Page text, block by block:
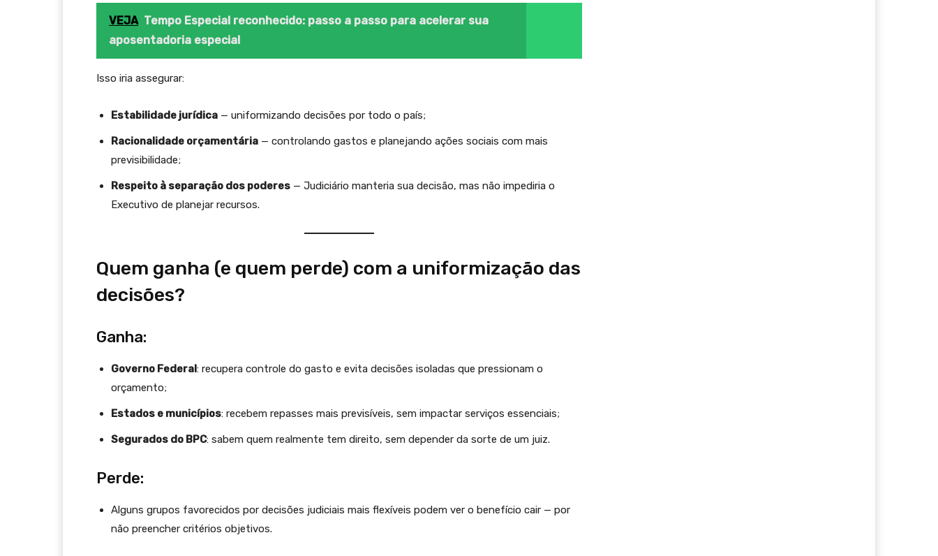
VEJA Tempo Especial reconhecido: passo a passo para acelerar sua
aposentadoria especial
Isso iria assegurar:
Estabilidade jurídica — uniformizando decisões por todo o país;
Racionalidade orçamentária — controlando gastos e planejando ações sociais com mais
previsibilidade;
Respeito à separação dos poderes — Judiciário manteria sua decisão, mas não impediria o
Executivo de planejar recursos.
Quem ganha (e quem perde) com a uniformização das
decisões?
Ganha:
Governo Federal: recupera controle do gasto e evita decisões isoladas que pressionam o
orçamento;
Estados e municípios: recebem repasses mais previsíveis, sem impactar serviços essenciais;
Segurados do BPC: sabem quem realmente tem direito, sem depender da sorte de um juiz.
Perde:
Alguns grupos favorecidos por decisões judiciais mais flexíveis podem ver o benefício cair — por
não preencher critérios objetivos.